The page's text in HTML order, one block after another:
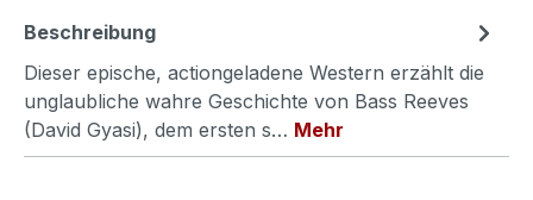
Beschreibung
Dieser epische, actiongeladene Western erzählt die
unglaubliche wahre Geschichte von Bass Reeves
(David Gyasi), dem ersten s… Mehr